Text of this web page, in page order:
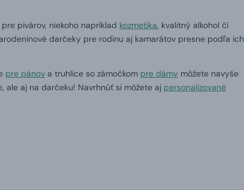
pivárov, niekoho napríklad kozmetika, kvalitný alkohol či
darčeky pre rodinu aj kamarátov presne podľa ich
pre pánov a truhlice so zámočkom pre dámy môžete navyše
ale aj na darčeku! Navrhnúť si môžete aj personalizované